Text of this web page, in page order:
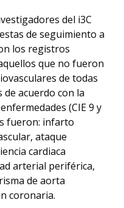
del i3C
de seguimiento a
los registros
que no fueron
de todas
acuerdo con la
(CIE 9 y
fueron: infarto
ataque
cardiaca
arterial periférica,
de aorta
coronaria.